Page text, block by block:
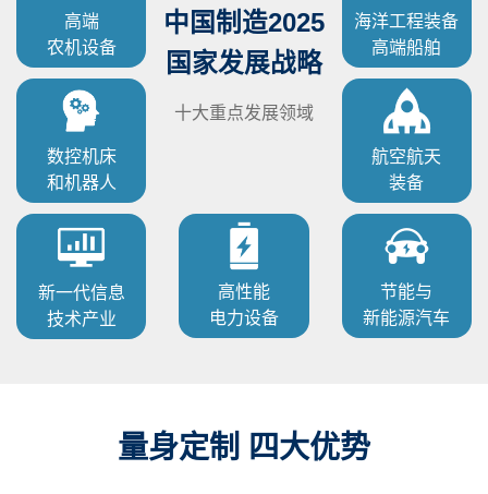
高端
农机设备
数控机床
和机器人
中国制造2025
国家发展战略
十大重点发展领域
海洋工程装备
高端船舶
航空航天
装备
新一代信息
技术产业
高性能
电力设备
节能与
新能源汽车
量身定制 四大优势